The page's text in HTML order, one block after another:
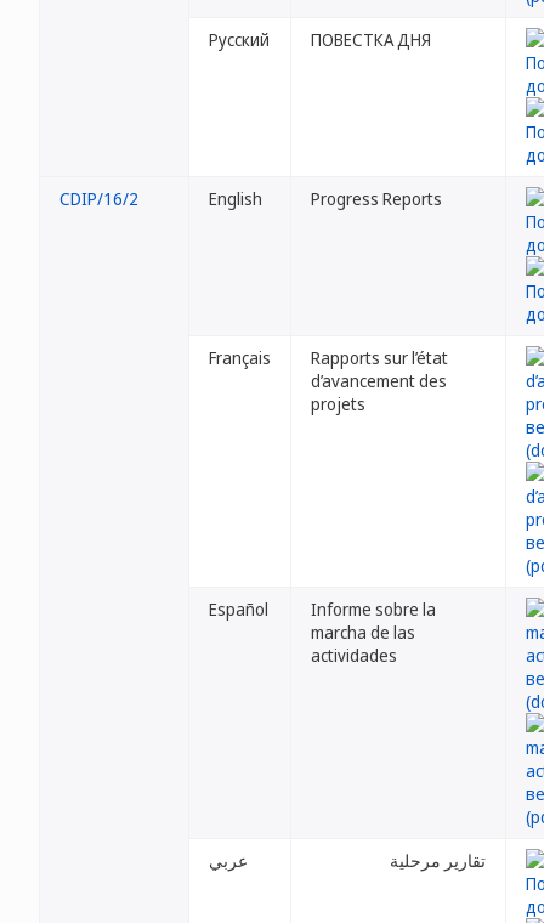
Русский ПОВЕСТКА ДНЯ
CDIP/16/2 English Progress Reports
Français
Rapports sur l’état
d’avancement des
projets
Español
Informe sobre la
marcha de las
actividades
عربي تقارير مرحلية